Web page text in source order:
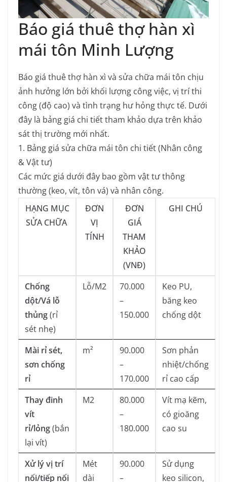
Báo giá thuê thợ hàn xì
mái tôn Minh Lượng
Báo giá thuê thợ hàn xì và sửa chữa mái tôn chịu
ảnh hưởng lớn bởi khối lượng công việc, vị trí thi
công (độ cao) và tình trạng hư hỏng thực tế. Dưới
đây là bảng giá chi tiết tham khảo dựa trên khảo
sát thị trường mới nhất.
1. Bảng giá sửa chữa mái tôn chi tiết (Nhân công
& Vật tư)
Các mức giá dưới đây bao gồm vật tư thông
thường (keo, vít, tôn vá) và nhân công.
HẠNG MỤC
SỬA CHỮA
ĐƠN
VỊ
TÍNH
ĐƠN
GIÁ
THAM
KHẢO
(VNĐ)
GHI CHÚ
Chống
dột/Vá lỗ
thủng(rỉ
sét nhẹ)
Lỗ/M2
70.000
–
150.000
Keo PU,
băng keo
chống dột
Mài rỉ sét,
sơn chống
rỉ
m²
90.000
–
170.000
Sơn phản
nhiệt/chống
rỉ cao cấp
Thay đinh
vít
rỉ/lỏng(bắn
lại vít)
M2
80.000
–
180.000
Vít mạ kẽm,
có gioăng
cao su
Xử lý vị trí
nối/tiếp nối
Mét
dài
90.000
–
Sử dụng
keo silicon,